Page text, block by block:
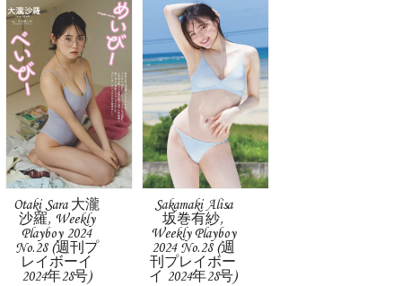
Otaki Sara 大瀧
沙羅, Weekly
Playboy 2024
No.28 (週刊プ
レイボーイ
2024年28号)
Sakamaki Alisa
坂巻有紗,
Weekly Playboy
2024 No.28 (週
刊プレイボー
イ 2024年28号)